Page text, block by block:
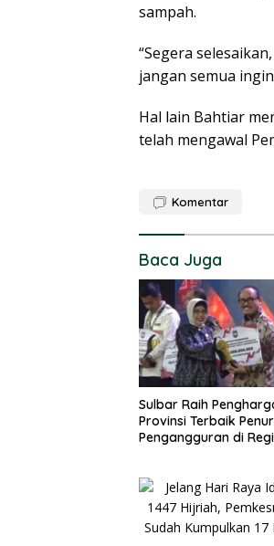
sampah.
“Segera
jangan semua
Hal lain Bahtiar
telah mengawal
Komentar
Baca Juga
Sulbar Raih
Provinsi Terbaik
Pengangguran di